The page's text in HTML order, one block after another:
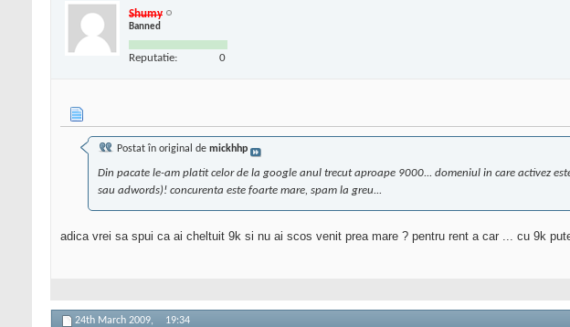
Shumy
Banned
Reputatie: 0
Postat în original de mickhhp
Din pacate le-am platit celor de la google anul trecut aproape 9000... domeniul in care activez
sau adwords)! concurenta este foarte mare, spam la greu...
adica vrei sa spui ca ai cheltuit 9k si nu ai scos venit prea mare ? pentru rent a car ... cu 9k
24th March 2009, 19:34